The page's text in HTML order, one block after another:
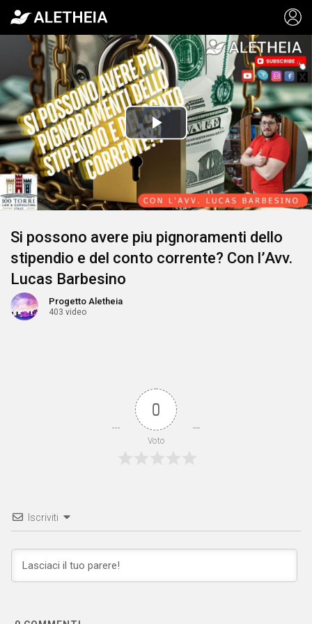
Video
Player
is
loading.Play
Video
Si possono avere piu pignoramenti dello
stipendio e del conto corrente? Con l’Avv.
Lucas Barbesino
Progetto Aletheia
403 video
0
Voto
Iscriviti